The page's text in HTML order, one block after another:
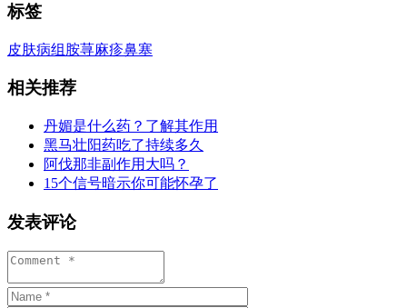
标签
皮肤病组胺荨麻疹鼻塞
相关推荐
丹媚是什么药？了解其作用
黑马壮阳药吃了持续多久
阿伐那非副作用大吗？
15个信号暗示你可能怀孕了
发表评论